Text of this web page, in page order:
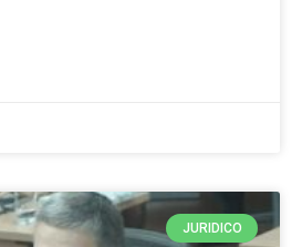
JURIDICO